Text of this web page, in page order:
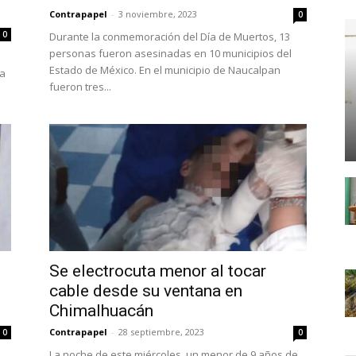
0
Contrapapel - 3 noviembre, 2023 0
Durante la conmemoración del Día de Muertos, 13
personas fueron asesinadas en 10 municipios del
Estado de México. En el municipio de Naucalpan
fueron tres...
0
Se electrocuta menor al tocar
cable desde su ventana en
Chimalhuacán
Contrapapel - 28 septiembre, 2023 0